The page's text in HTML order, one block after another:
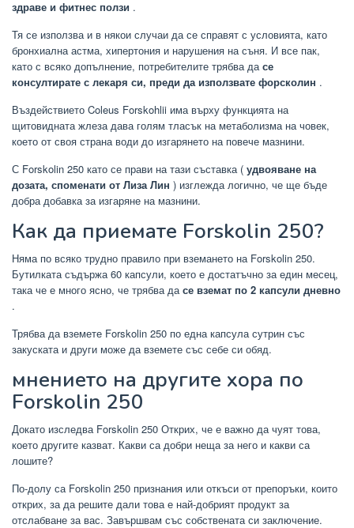
здраве и фитнес ползи .
Тя се използва и в някои случаи да се справят с условията, като
бронхиална астма, хипертония и нарушения на съня. И все пак,
като с всяко допълнение, потребителите трябва дасе
консултирате с лекаря си, преди да използвате форсколин .
Въздействието Coleus Forskohlii има върху функцията на
щитовидната жлеза дава голям тласък на метаболизма на човек,
което от своя страна води до изгарянето на повече мазнини.
С Forskolin 250 като се прави на тази съставка ( удвояване на
дозата, споменати от Лиза Лин ) изглежда логично, че ще бъде
добра добавка за изгаряне на мазнини.
Как да приемате Forskolin 250?
Няма по всяко трудно правило при вземането на Forskolin 250.
Бутилката съдържа 60 капсули, което е достатъчно за един месец,
така че е много ясно, че трябва дасе вземат по 2 капсули дневно
.
Трябва да вземете Forskolin 250 по една капсула сутрин със
закуската и други може да вземете със себе си обяд.
мнението на другите хора по
Forskolin 250
Докато изследва Forskolin 250 Открих, че е важно да чуят това,
което другите казват. Какви са добри неща за него и какви са
лошите?
По-долу са Forskolin 250 признания или откъси от препоръки, които
открих, за да решите дали това е най-добрият продукт за
отслабване за вас. Завършвам със собствената си заключение.